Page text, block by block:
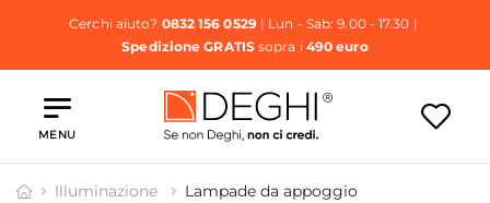
Cerchi aiuto? 0832 156 0529| Lun - Sab: 9.00 - 17.30 |
Spedizione GRATISsopra i 490 euro
MENU
Illuminazione Lampade da appoggio